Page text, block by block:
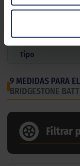
Gama
Tipo
9 MEDIDAS PARA
BRIDGESTONE
Filtrar